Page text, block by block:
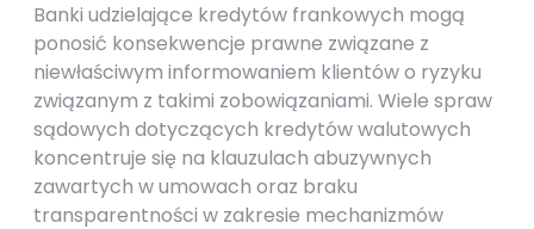
Banki udzielające kredytów frankowych mogą
ponosić konsekwencje prawne związane z
niewłaściwym informowaniem klientów o ryzyku
związanym z takimi zobowiązaniami. Wiele spraw
sądowych dotyczących kredytów walutowych
koncentruje się na klauzulach abuzywnych
zawartych w umowach oraz braku
transparentności w zakresie mechanizmów